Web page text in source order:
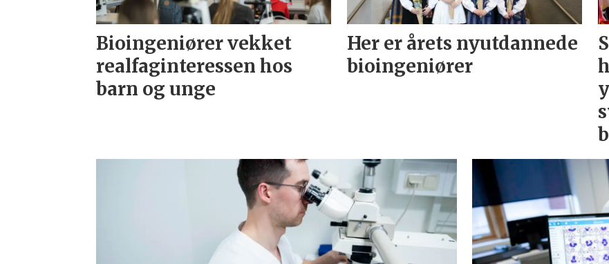
Bioingeniører vekket
realfaginteressen hos
barn og unge
Her er årets nyutdannede
bioingeniører